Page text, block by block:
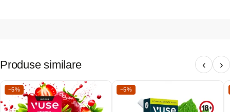
Produse similare ‹ ›
−5% −5%